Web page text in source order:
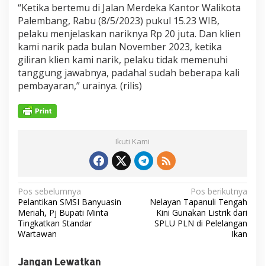
“Ketika bertemu di Jalan Merdeka Kantor Walikota
Palembang, Rabu (8/5/2023) pukul 15.23 WIB,
pelaku menjelaskan nariknya Rp 20 juta. Dan klien
kami narik pada bulan November 2023, ketika
giliran klien kami narik, pelaku tidak memenuhi
tanggung jawabnya, padahal sudah beberapa kali
pembayaran,” urainya. (rilis)
Ikuti Kami
N
a
v
i
g
Pos sebelumnya
Pelantikan SMSI Banyuasin
Meriah, Pj Bupati Minta
Tingkatkan Standar
Wartawan
Pos berikutnya
Nelayan Tapanuli Tengah
Kini Gunakan Listrik dari
SPLU PLN di Pelelangan
Ikan
Jangan Lewatkan